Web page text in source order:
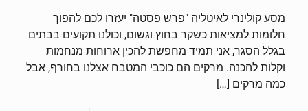
מסע קולינרי לאיטליה "פרש פסטה" יעזרו לכם להפוך
חלומות למציאות כשקר בחוץ וגשום, וכולנו תקועים בבתים
בגלל הסגר, אני תמיד מחפשת להכין ארוחות מנחמות
וקלות להכנה. מרקים הם כוכבי המטבח אצלנו בחורף, אבל
כמה מרקים […]